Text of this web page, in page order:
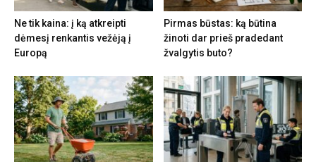
Ne tik kaina: į ką atkreipti
dėmesį renkantis vežėją į
Europą
Pirmas būstas: ką būtina
žinoti dar prieš pradedant
žvalgytis buto?